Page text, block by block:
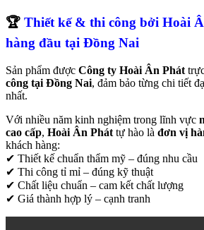
🏆 Thiết kế & thi công bởi Hoài
hàng đầu tại Đồng Nai
Sản phẩm được Công ty Hoài Ân Phát
công tại Đồng Nai, đảm bảo từng chi tiết
nhất.
Với nhiều năm kinh nghiệm trong lĩnh vực
cao cấp, Hoài Ân Phát tự hào là đơn vị
khách hàng:
✔ Thiết kế chuẩn thẩm mỹ – đúng nhu cầu
✔ Thi công tỉ mỉ – đúng kỹ thuật
✔ Chất liệu chuẩn – cam kết chất lượng
✔ Giá thành hợp lý – cạnh tranh